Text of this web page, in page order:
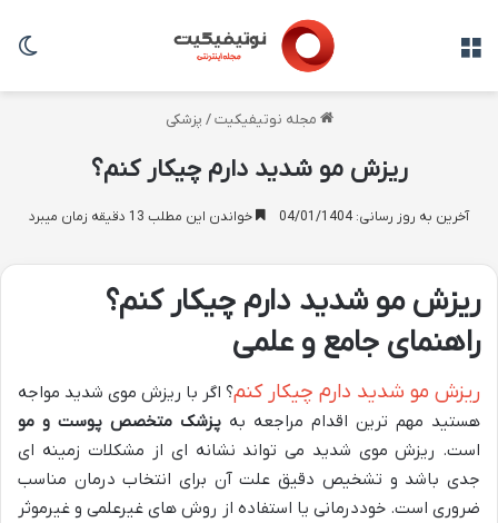
مجله نوتیفیکیت / پزشکی
ریزش مو شدید دارم چیکار کنم؟
آخرین به روز رسانی: 04/01/1404 خواندن این مطلب 13 دقیقه زمان میبرد
ریزش مو شدید دارم چیکار کنم؟
راهنمای جامع و علمی
ریزش مو شدید دارم چیکار کنم؟ اگر با ریزش موی شدید مواجه
هستید مهم ترین اقدام مراجعه به پزشک متخصص پوست و مو
است. ریزش موی شدید می تواند نشانه ای از مشکلات زمینه ای
جدی باشد و تشخیص دقیق علت آن برای انتخاب درمان مناسب
ضروری است. خوددرمانی یا استفاده از روش های غیرعلمی و غیرموثر